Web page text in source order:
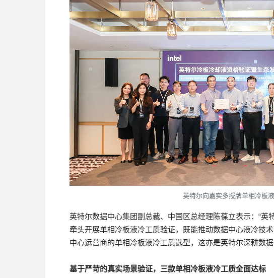
英特尔向嘉实多授牌单相冷板
英特尔数据中心集团副总裁、中国区总经理陈葆立表示：“英
牵头开展单相冷板液冷工质验证，既能推动数据中心液冷技
中心运营商的单相冷板液冷工质选型，这亦是英特尔深耕数
基于严苛的真实场景验证，三款单相冷板液冷工质全面达标